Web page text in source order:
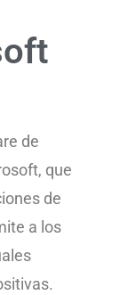
de
que
de
a los